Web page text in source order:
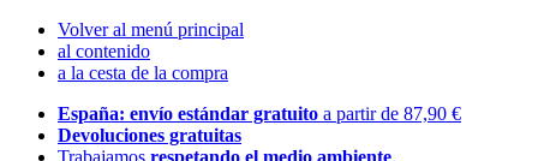
Volver al menú principal
al contenido
a la cesta de la compra
España: envío estándar gratuito a partir de 87,90 €
Devoluciones gratuitas
Trabajamos respetando el medio ambiente.